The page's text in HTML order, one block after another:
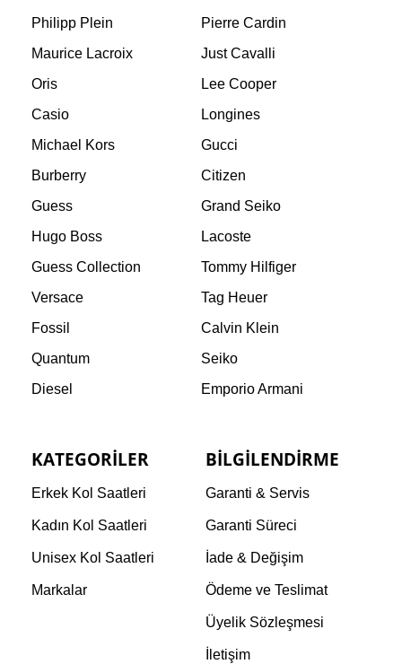
Philipp Plein
Pierre Cardin
Maurice Lacroix
Just Cavalli
Oris
Lee Cooper
Casio
Longines
Michael Kors
Gucci
Burberry
Citizen
Guess
Grand Seiko
Hugo Boss
Lacoste
Guess Collection
Tommy Hilfiger
Versace
Tag Heuer
Fossil
Calvin Klein
Quantum
Seiko
Diesel
Emporio Armani
KATEGORILER
Erkek Kol Saatleri
Kadın Kol Saatleri
Unisex Kol Saatleri
Markalar
BILGILENDIRME
Garanti & Servis
Garanti Süreci
İade & Değişim
Ödeme ve Teslimat
Üyelik Sözleşmesi
İletişim